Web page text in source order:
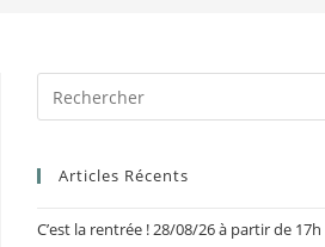
Articles Récents
C’est la rentrée ! 28/08/26 à partir de 17h